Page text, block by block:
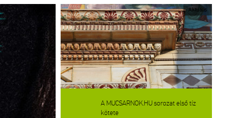
A MUCSARNOK.HU sorozat első tíz
kötete
Aktuális